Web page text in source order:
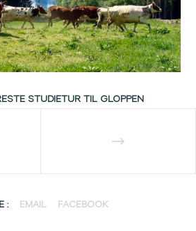
STUDIETUR TIL GLOPPEN
: EMAIL FACEBOOK